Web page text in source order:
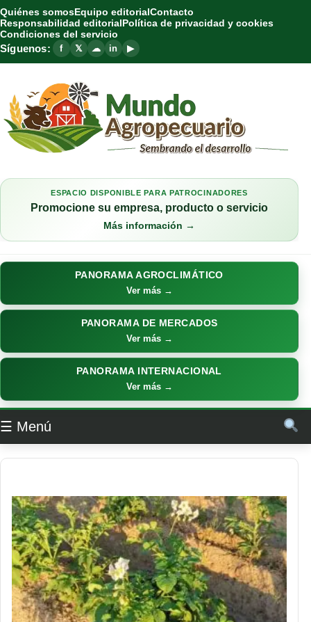
Quiénes somosEquipo editorialContacto
Responsabilidad editorialPolítica de privacidad y cookies
Condiciones del servicio
Síguenos: f 𝕏 ☁ in ▶
ESPACIO DISPONIBLE PARA PATROCINADORES
Promocione su empresa, producto o servicio
Más información →
PANORAMA AGROCLIMÁTICO
Ver más →
PANORAMA DE MERCADOS
Ver más →
PANORAMA INTERNACIONAL
Ver más →
☰ Menú